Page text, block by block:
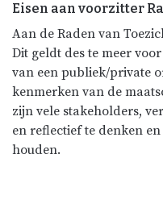
Eisen aan voorzitter
Aan de Raden van
Dit geldt des te meer
van een publiek/private
kenmerken van de
zijn vele stakeholders,
en reflectief te denken
houden.